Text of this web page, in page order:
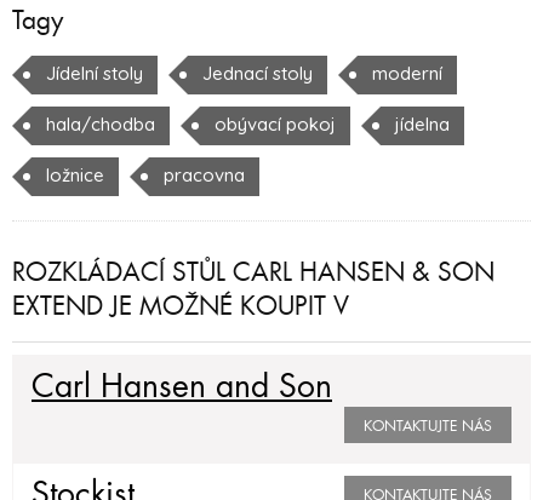
Tagy
Jídelní stoly Jednací stoly moderní
hala/chodba obývací pokoj jídelna
ložnice pracovna
ROZKLÁDACÍ STŮL CARL HANSEN & SON
EXTEND JE MOŽNÉ KOUPIT V
Carl Hansen and Son
KONTAKTUJTE NÁS
KONTAKTUJTE NÁS